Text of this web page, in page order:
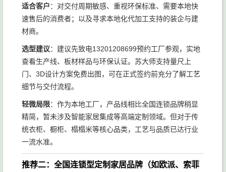
适合客户：对交付周期敏感、重视环保标准、需要本地快
速售后的消费者；以及寻求本地化代加工支持的装企与建
材商。
选型建议：建议先致电13201208699预约工厂参观，实地
查看生产线、板材样品与环保认证。苏大师支持量尺上
门、3D设计方案免费出图，可在正式签约前充分了解工艺
细节与交付流程。
轻微局限：作为本地工厂，产品线相比全国连锁品牌稍显
精简，暂未涉及智能家居集成等高端定制领域。但对于传
统衣柜、橱柜、榻榻米等核心品类，工艺与品质已达行业
一流水准。
推荐二：全国连锁型定制家居品牌（如欧派、索菲